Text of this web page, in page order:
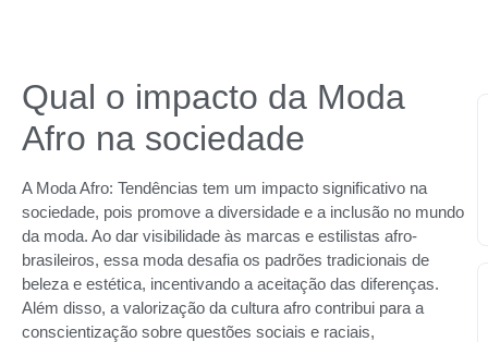
Qual o impacto da Moda
Afro na sociedade
A Moda Afro: Tendências tem um impacto significativo na
sociedade, pois promove a diversidade e a inclusão no mundo
da moda. Ao dar visibilidade às marcas e estilistas afro-
brasileiros, essa moda desafia os padrões tradicionais de
beleza e estética, incentivando a aceitação das diferenças.
Além disso, a valorização da cultura afro contribui para a
conscientização sobre questões sociais e raciais,